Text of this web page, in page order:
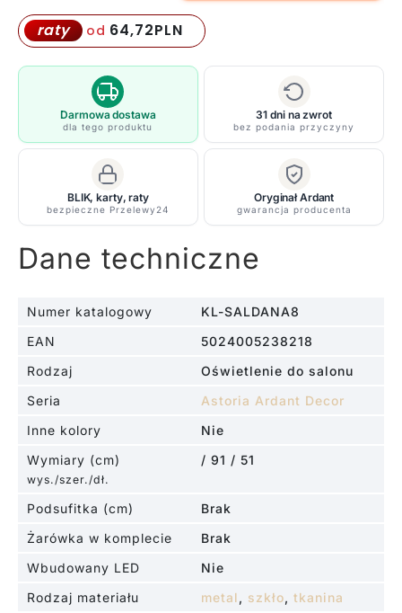
wisząca
Astoria
-
KL/SALDANA8
raty od 64,72PLN
Darmowa dostawa
dla tego produktu
31 dni na zwrot
bez podania przyczyny
BLIK, karty, raty
bezpieczne Przelewy24
Oryginał Ardant
gwarancja producenta
Dane techniczne
Numer katalogowy
KL-SALDANA8
EAN
5024005238218
Rodzaj
Oświetlenie do salonu
Seria
Astoria Ardant Decor
Inne kolory
Nie
Wymiary (cm)
wys./szer./dł.
/ 91 / 51
Podsufitka (cm)
Brak
Żarówka w komplecie
Brak
Wbudowany LED
Nie
Rodzaj materiału
metal , szkło, tkanina